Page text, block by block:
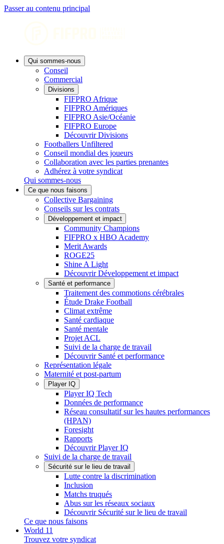
Passer au contenu principal
Qui sommes-nous
Conseil
Commercial
Divisions
FIFPRO Afrique
FIFPRO Amériques
FIFPRO Asie/Océanie
FIFPRO Europe
Découvrir Divisions
Footballers Unfiltered
Conseil mondial des joueurs
Collaboration avec les parties prenantes
Adhérez à votre syndicat
Qui sommes-nous
Ce que nous faisons
Collective Bargaining
Conseils sur les contrats
Développement et impact
Community Champions
FIFPRO x HBO Academy
Merit Awards
ROGE25
Shine A Light
Découvrir Développement et impact
Santé et performance
Traitement des commotions cérébrales
Étude Drake Football
Climat extrême
Santé cardiaque
Santé mentale
Projet ACL
Suivi de la charge de travail
Découvrir Santé et performance
Représentation légale
Maternité et post-partum
Player IQ
Player IQ Tech
Données de performance
Réseau consultatif sur les hautes performances
(HPAN)
Foresight
Rapports
Découvrir Player IQ
Suivi de la charge de travail
Sécurité sur le lieu de travail
Lutte contre la discrimination
Inclusion
Matchs truqués
Abus sur les réseaux sociaux
Découvrir Sécurité sur le lieu de travail
Ce que nous faisons
World 11
Trouvez votre syndicat